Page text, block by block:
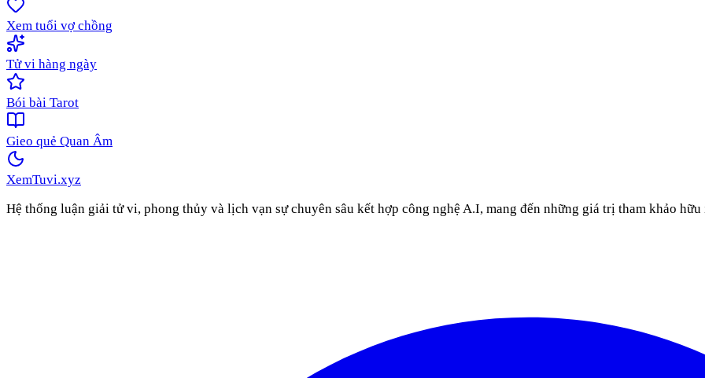
Xem tuổi vợ chồng
Tử vi hàng ngày
Bói bài Tarot
Gieo quẻ Quan Âm
XemTuvi.xyz
Hệ thống luận giải tử vi, phong thủy và lịch vạn sự chuyên sâu kết hợp công nghệ A.I, mang đến những giá trị tham khảo